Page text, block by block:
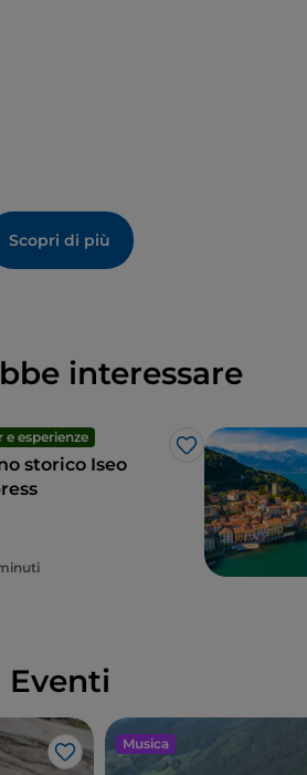
Scopri di più
interessare
e esperienze
Like
storico Iseo
Eventi
Like
Musica